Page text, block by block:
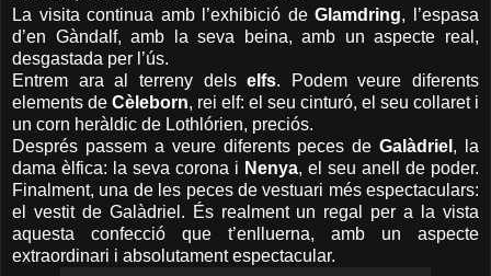
La visita continua amb l’exhibició deGlamdring, l’espasa
d’en Gàndalf, amb la seva beina, amb un aspecte real,
desgastada per l’ús.
Entrem ara al terreny delselfs. Podem veure diferents
elements de Cèleborn, rei elf: el seu cinturó, el seu collaret i
un corn heràldic de Lothlórien, preciós.
Després passem a veure diferents peces deGalàdriel , la
dama èlfica: la seva corona i Nenya, el seu anell de poder.
Finalment, una de les peces de vestuari més espectaculars:
el vestit de Galàdriel. És realment un regal per a la vista
aquesta confecció que t’enlluerna, amb un aspecte
extraordinari i absolutament espectacular.